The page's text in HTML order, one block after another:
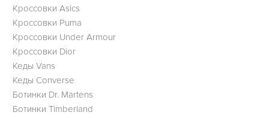
Кроссовки Asics
Кроссовки Puma
Кроссовки Under Armour
Кроссовки Dior
Кеды Vans
Кеды Converse
Ботинки Dr. Martens
Ботинки Timberland